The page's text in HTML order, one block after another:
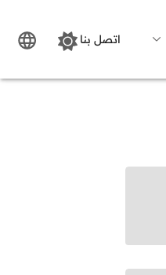
اتصل بنا